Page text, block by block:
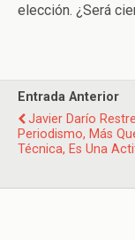
elección. ¿Será
Entrada Anterior
Javier Darío
Periodismo, Más
Técnica, Es Una